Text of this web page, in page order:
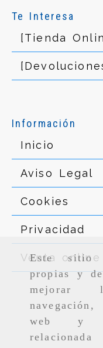
Este sitio
propias y
mejorar
web y
Te Interesa
[Tienda
Información
Inicio
Aviso Legal
Cookies
Privacidad
Venta online